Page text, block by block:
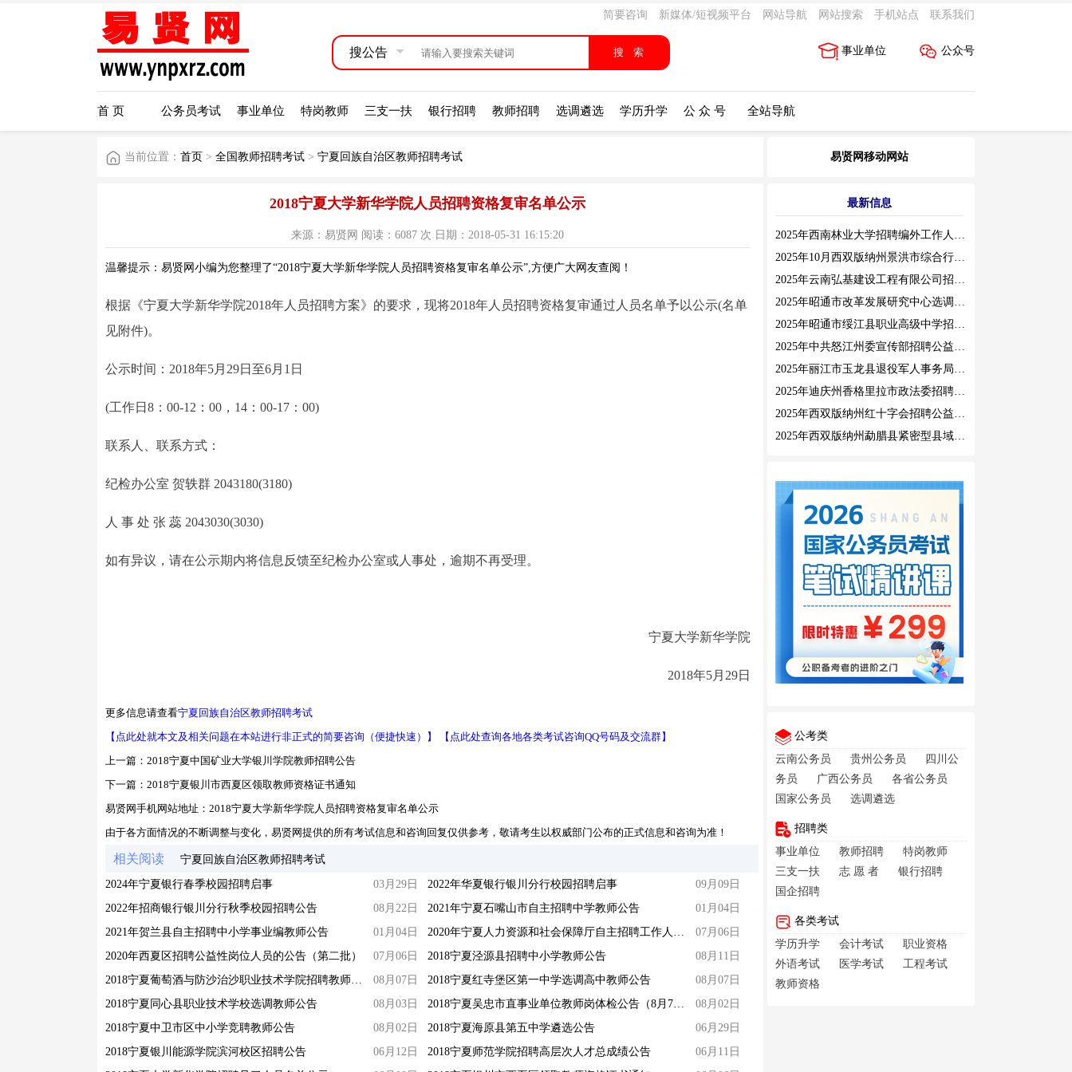
简要咨询 新媒体/短视频平台 网站导航 网站搜索 手机站点 联系我们
搜公告 公众号
事业单位
首 页 公务员考试 事业单位 特岗教师 三支一扶 银行招聘 教师招聘 选调遴选 学历升学 公 众 号 全站导航
当前位置： 首页 > 全国教师招聘考试 > 宁夏回族自治区教师招聘考试
2018宁夏大学新华学院人员招聘资格复审名单公示
来源：易贤网 阅读：6087 次 日期：2018-05-31 16:15:20
温馨提示：易贤网小编为您整理了“2018宁夏大学新华学院人员招聘资格复审名单公示”,方便广大网友查阅！
根据《宁夏大学新华学院2018年人员招聘方案》的要求，现将2018年人员招聘资格复审通过人员名单予以公示(名单
见附件)。
公示时间：2018年5月29日至6月1日
(工作日8：00-12：00，14：00-17：00)
联系人、联系方式：
纪检办公室 贺轶群 2043180(3180)
人 事 处 张 蕊 2043030(3030)
如有异议，请在公示期内将信息反馈至纪检办公室或人事处，逾期不再受理。
宁夏大学新华学院
2018年5月29日
更多信息请查看宁夏回族自治区教师招聘考试
【点此处就本文及相关问题在本站进行非正式的简要咨询（便捷快速）】
【点此处查询各地各类考试咨询QQ号码及交流群】
上一篇： 2018宁夏中国矿业大学银川学院教师招聘公告
下一篇： 2018宁夏银川市西夏区领取教师资格证书通知
易贤网手机网站地址： 2018宁夏大学新华学院人员招聘资格复审名单公示
由于各方面情况的不断调整与变化，易贤网提供的所有考试信息和咨询回复仅供参考，敬请考生以权威部门公布的正式信息和咨询为准！
相关阅读 宁夏回族自治区教师招聘考试
2024年宁夏银行春季校园招聘启事 03月29日 2022年华夏银行银川分行校园招聘启事
09月09日
2022年招商银行银川分行秋季校园招聘公告
08月22日 2021年宁夏石嘴山市自主招聘中学教师公告
01月04日
2021年贺兰县自主招聘中小学事业编教师公告
01月04日 2020年宁夏人力资源和社会保障厅自主招聘工作人员公告
07月06日
2020年西夏区招聘公益性岗位人员的公告（第二批）
07月06日 2018宁夏泾源县招聘中小学教师公告
08月11日
2018宁夏葡萄酒与防沙治沙职业技术学院招聘教师公告
08月07日 2018宁夏红寺堡区第一中学选调高中教师公告
08月07日
2018宁夏同心县职业技术学校选调教师公告
08月03日 2018宁夏吴忠市直事业单位教师岗体检公告（8月7日）
08月02日
2018宁夏中卫市区中小学竞聘教师公告
08月02日 2018宁夏海原县第五中学遴选公告
06月29日
2018宁夏银川能源学院滨河校区招聘公告
06月12日 2018宁夏师范学院招聘高层次人才总成绩公告
06月11日
易贤网移动网站
最新信息
2025年西南林业大学招聘编外工作人员公告（三）
2025年10月西双版纳州景洪市综合行政执法局招聘人员公告
2025年云南弘基建设工程有限公司招聘公告
2025年昭通市改革发展研究中心选调工作人员职业素质测评通告
2025年昭通市绥江县职业高级中学招聘编外紧缺临聘数学教师公告
2025年中共怒江州委宣传部招聘公益性岗位公告
2025年丽江市玉龙县退役军人事务局公益性岗位招聘公告
2025年迪庆州香格里拉市政法委招聘公益性岗位公告
2025年西双版纳州红十字会招聘公益性岗位人员公告
2025年西双版纳州勐腊县紧密型县域医共体招聘编外人员公告
公考类
云南公务员
贵州公务员
四川公
务员
广西公务员
各省公务员
国家公务员
选调遴选
招聘类
事业单位
教师招聘
特岗教师
三支一扶
志 愿 者
银行招聘
国企招聘
各类考试
学历升学
会计考试
职业资格
外语考试
医学考试
工程考试
教师资格